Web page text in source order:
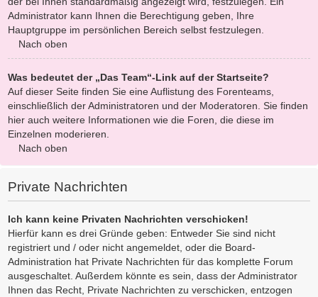
Administrator kann Ihnen die Berechtigung geben, Ihre
Hauptgruppe im persönlichen Bereich selbst festzulegen.
Nach oben
Was bedeutet der „Das Team“-Link auf der Startseite?
Auf dieser Seite finden Sie eine Auflistung des Forenteams,
einschließlich der Administratoren und der Moderatoren. Sie finden
hier auch weitere Informationen wie die Foren, die diese im
Einzelnen moderieren.
Nach oben
Private Nachrichten
Ich kann keine Privaten Nachrichten verschicken!
Hierfür kann es drei Gründe geben: Entweder Sie sind nicht
registriert und / oder nicht angemeldet, oder die Board-
Administration hat Private Nachrichten für das komplette Forum
ausgeschaltet. Außerdem könnte es sein, dass der Administrator
Ihnen das Recht, Private Nachrichten zu verschicken, entzogen